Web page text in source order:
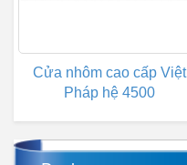
Cửa nhôm cao cấp Việt
Pháp hệ 4500